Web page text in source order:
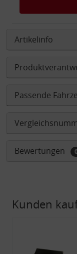
Artikelinfo
Passende
Bewertungen 0
Kunden